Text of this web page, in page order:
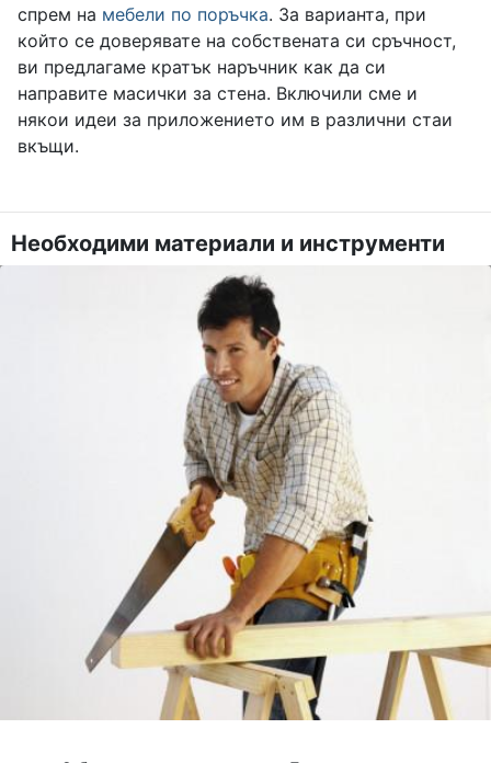
спрем на мебели по поръчка. За варианта, при
който се доверявате на собствената си сръчност,
ви предлагаме кратък наръчник как да си
направите масички за стена. Включили сме и
някои идеи за приложението им в различни стаи
вкъщи.
Необходими материали и инструменти